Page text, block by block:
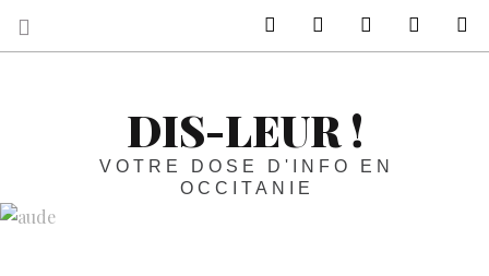
DIS-LEUR !
VOTRE DOSE D'INFO EN
OCCITANIE